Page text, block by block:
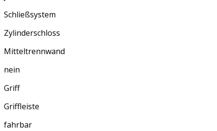
Schließsystem
Zylinderschloss
Mitteltrennwand
nein
Griff
Griffleiste
fahrbar